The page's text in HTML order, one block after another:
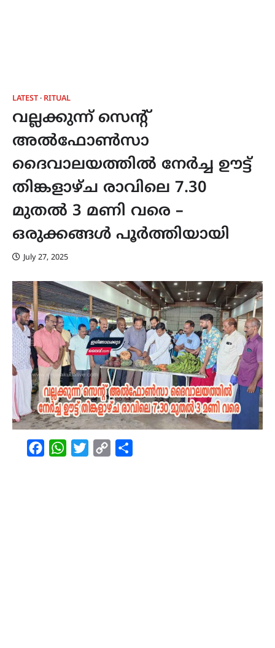
LATEST RITUAL
വല്ലക്കുന്ന് സെന്റ്
അൽഫോൺസാ
ദൈവാലയത്തിൽ നേർച്ച ഊട്ട്
തിങ്കളാഴ്‌ച രാവിലെ 7.30
മുതൽ 3 മണി വരെ –
ഒരുക്കങ്ങൾ പൂർത്തിയായി
July 27, 2025
FacebookWhatsAppTwitterCopy